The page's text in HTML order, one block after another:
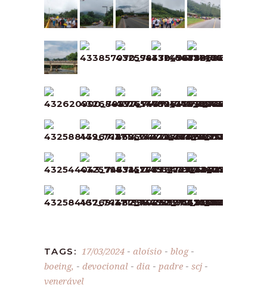
TAGS: 17/03/2024 - aloísio - blog-
boeing, - devocional - dia - padre - scj -
venerável